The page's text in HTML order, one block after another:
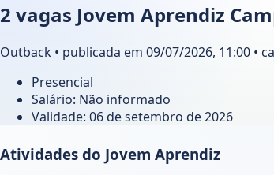
2 vagas Jovem Aprendiz
Outback • publicada em 09/07/2026, 11:00 •
Presencial
Salário: Não informado
Validade: 06 de setembro de 2026
Atividades do Jovem Aprendiz